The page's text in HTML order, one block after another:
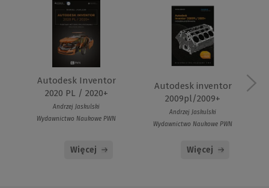
Autodesk Inventor
2020 PL / 2020+
Andrzej Jaskulski
Wydawnictwo Naukowe PWN
Więcej
Autodesk inventor
2009pl/2009+
Andrzej Jaskulski
Wydawnictwo Naukowe PWN
Więcej